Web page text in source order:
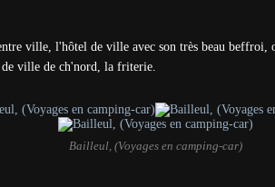
ville, l'hôtel de ville avec son très beau beffroi,
de ville de ch'nord, la friterie.
Bailleul, (Voyages en camping-car)